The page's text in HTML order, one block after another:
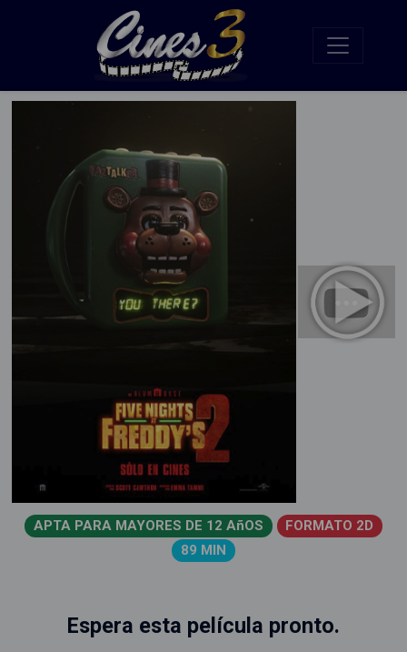
APTA PARA MAYORES DE 12 AñOS
FORMATO 2D
89 MIN
Espera esta película pronto.